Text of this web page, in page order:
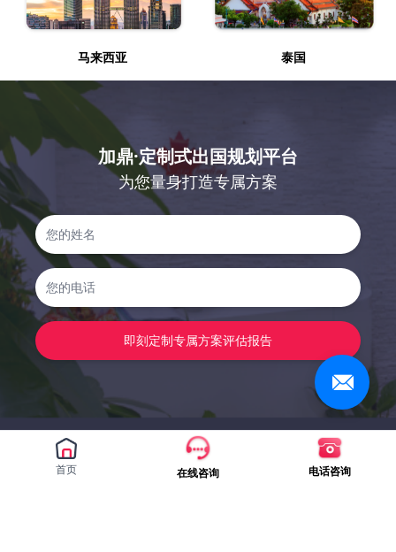
马来西亚 泰国
加鼎·定制式出国规划平台
为您量身打造专属方案
即刻定制专属方案评估报告
首页 在线咨询 电话咨询